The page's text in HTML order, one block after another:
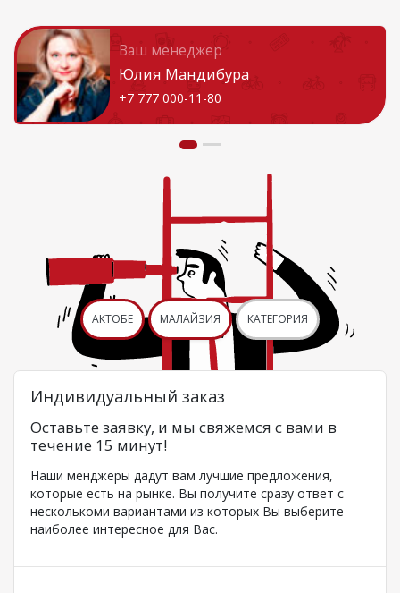
Индивидуальный заказ
Оставьте заявку, и мы свяжемся с вами в
течение 15 минут!
Наши менджеры дадут вам лучшие предложения,
которые есть на рынке. Вы получите сразу ответ с
несколькоми вариантами из которых Вы выберите
наиболее интересное для Вас.
Ваш менеджер
Юлия Мандибура
+7 777 000-11-80
АКТОБЕ МАЛАЙЗИЯ КАТЕГОРИЯ